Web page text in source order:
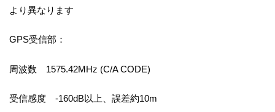
より異なります
GPS受信部：
周波数 1575.42MHz (C/A CODE)
受信感度 -160dB以上、誤差約10m